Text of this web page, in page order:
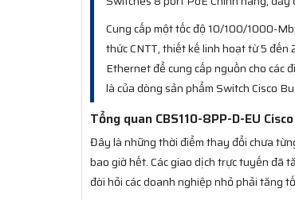
Cung cấp một tốc độ 10/100/1000-
thức CNTT, thiết kế linh hoạt từ 5 đến
Ethernet để cung cấp nguồn cho các
là của dòng sản phẩm Switch Cisco
Tổng quan CBS110-8PP-D-EU
Đây là những thời điểm thay đổi chưa
bao giờ hết. Các giao dịch trực tuyến đã
đòi hỏi các doanh nghiệp nhỏ phải tăng